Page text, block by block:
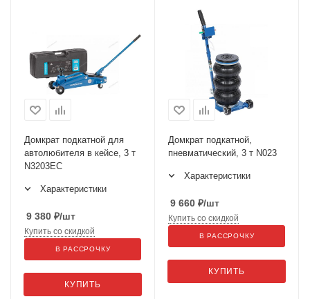
Домкрат подкатной для
автолюбителя в кейсе, 3 т
N3203EC
Характеристики
9 380 ₽/шт
КУПИТЬ
Купить со скидкой
В РАССРОЧКУ
Домкрат подкатной,
пневматический, 3 т N023
Характеристики
9 660 ₽/шт
КУПИТЬ
Купить со скидкой
В РАССРОЧКУ